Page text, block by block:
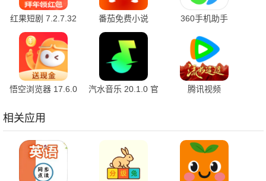
红果短剧 7.2.7.32
官方版
番茄免费小说
7.2.9.32 安卓版
360手机助手
悟空浏览器 17.6.0
汽水音乐 20.1.0 官
腾讯视频
相关应用